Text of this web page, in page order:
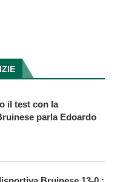
il test con la
parla Edoardo